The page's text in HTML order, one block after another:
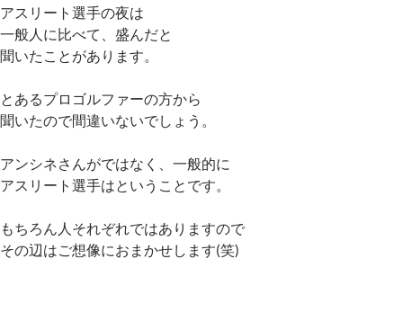
アスリート選手の夜は
一般人に比べて、盛んだと
聞いたことがあります。
とあるプロゴルファーの方から
聞いたので間違いないでしょう。
アンシネさんがではなく、一般的に
アスリート選手はということです。
もちろん人それぞれではありますので
その辺はご想像におまかせします(笑)